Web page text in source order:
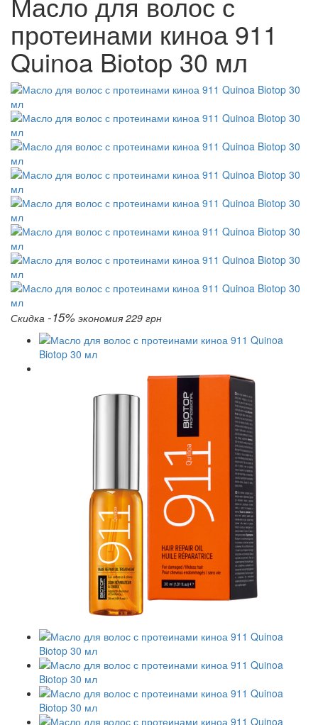
протеинами киноа 911
Quinoa Biotop 30 мл
Скидка -15% экономия 229 грн